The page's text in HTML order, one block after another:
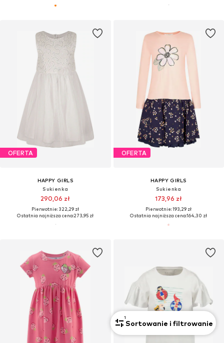
OFERTA
HAPPY GIRLS
Sukienka
290,06 zł
Pierwotnie: 322,29 zł
Ostatnia najniższa cena:273,95 zł
OFERTA
HAPPY GIRLS
Sukienka
173,96 zł
Pierwotnie: 193,29 zł
Ostatnia najniższa cena:164,30 zł
1
Sortowanie i filtrowanie